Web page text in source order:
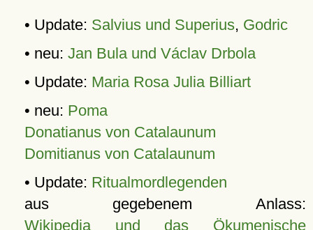
• Update: Salvius und Superius, Godric
• neu: Jan Bula und Václav Drbola
• Update: Maria Rosa Julia Billiart
• neu: Poma
Donatianus von Catalaunum
Domitianus von Catalaunum
• Update: Ritualmordlegenden
aus gegebenem Anlass:
Wikipedia und das Ökumenische